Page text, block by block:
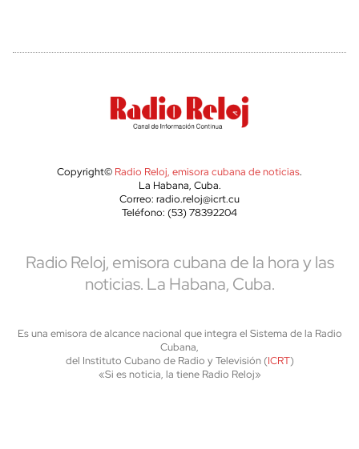
Copyright© Radio Reloj, emisora cubana de noticias.
La Habana, Cuba.
Correo: radio.reloj@icrt.cu
Teléfono: (53) 78392204
Radio Reloj, emisora cubana de la hora y las
noticias. La Habana, Cuba.
Es una emisora de alcance nacional que integra el Sistema de la Radio
Cubana,
del Instituto Cubano de Radio y Televisión (ICRT)
«Si es noticia, la tiene Radio Reloj»